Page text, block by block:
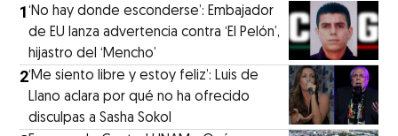
1‘No hay donde esconderse’: Embajador
de EU lanza advertencia contra ‘El Pelón’,
hijastro del ‘Mencho’
2‘Me siento libre y estoy feliz’: Luis de
Llano aclara por qué no ha ofrecido
disculpas a Sasha Sokol